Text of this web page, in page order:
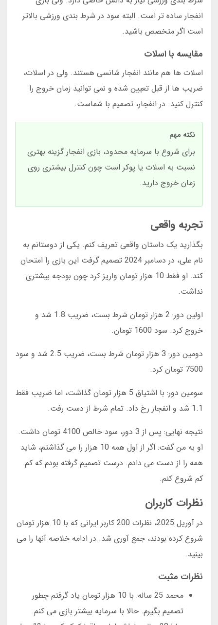
انفجار ساده تر است. البته سود در شرط بندی ورزشی بالاتر
است اگر متخصص باشید.
مقایسه با اسلات
اسلات ها هم مانند انفجار شانسی هستند. ولی در اسلات،
ضریب ها از قبل تعیین شده و نمی توانید زمان خروج را
کنترل کنید. در انفجار، تصمیم با شماست.
نکته مهم
برای شروع با سرمایه محدود، بازی انفجار گزینه بهتری
نسبت به اسلات یا پوکر است چون کنترل بیشتری روی
زمان خروج دارید.
تجربه واقعی
بگذارید یک داستان واقعی تعریف کنم. یکی از دوستانم به
نام علی، در دسامبر 2024 تصمیم گرفت این بازی را امتحان
کند. او فقط 10 هزار تومان واریز کرد چون بودجه بیشتری
نداشت.
اولین دور: 2 هزار تومان شرط بست، ضریب 1.8 شد و
خروج کرد. سود 1600 تومان.
دومین دور: 3 هزار تومان شرط بست، ضریب 2.5 شد و سود
7500 تومان کرد.
سومین دور: با اشتیاق 5 هزار تومان گذاشت، اما ضریب فقط
1.1 شد و انفجار رخ داد. تمام شرط از دست رفت.
نتیجه نهایی: پس از 3 دور، سود خالص 4100 تومان داشت.
او به من گفت: اگر از اول همه 10 هزار را می گذاشتم، شاید
همه را از دست می دادم. درست تصمیم گرفته بودم که کم
کم شروع کنم.
نظرات کاربران
در آوریل 2025، نظرات 200 کاربر ایرانی که با 10 هزار تومان
شروع کرده بودند، جمع آوری شد. در ادامه خلاصه آنها را می
بینید.
نظرات مثبت
محمد 25 ساله: با 10 هزار تومان یاد گرفتم چطور
تصمیم بگیرم. حالا با سرمایه بیشتر بازی می کنم.